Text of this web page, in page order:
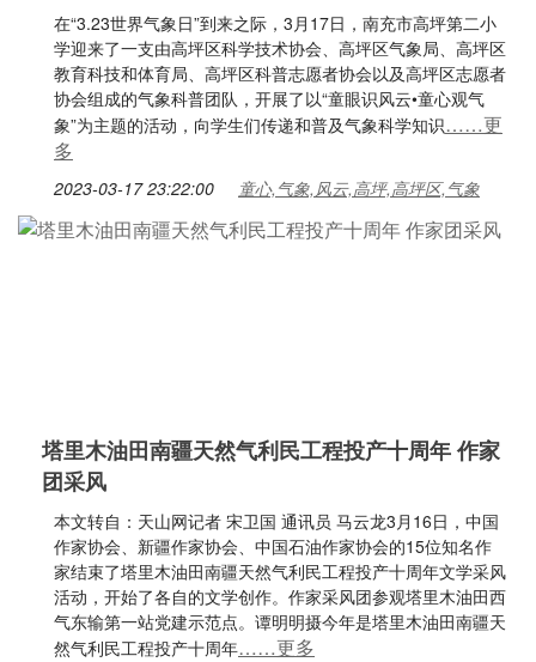
在“3.23世界气象日”到来之际，3月17日，南充市高坪第二小
学迎来了一支由高坪区科学技术协会、高坪区气象局、高坪区
教育科技和体育局、高坪区科普志愿者协会以及高坪区志愿者
协会组成的气象科普团队，开展了以“童眼识风云•童心观气
象”为主题的活动，向学生们传递和普及气象科学知识……更
多
2023-03-17 23:22:00 童心,气象,风云,高坪,高坪区,气象
塔里木油田南疆天然气利民工程投产十周年 作家
团采风
本文转自：天山网记者 宋卫国 通讯员 马云龙3月16日，中国
作家协会、新疆作家协会、中国石油作家协会的15位知名作
家结束了塔里木油田南疆天然气利民工程投产十周年文学采风
活动，开始了各自的文学创作。作家采风团参观塔里木油田西
气东输第一站党建示范点。谭明明摄今年是塔里木油田南疆天
然气利民工程投产十周年……更多